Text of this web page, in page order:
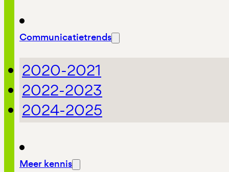
Communicatietrends
2020-2021
2022-2023
2024-2025
Meer kennis